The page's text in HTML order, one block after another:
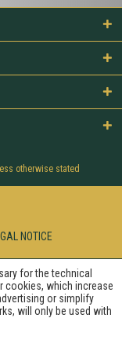
otherwise stated
NOTICE
for the technical
cookies, which increase
or simplify
will only be used with